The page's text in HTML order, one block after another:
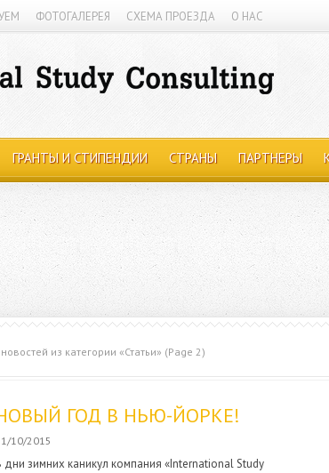
ФОТОГАЛЕРЕЯ СХЕМА ПРОЕЗДА О НАС
ГРАНТЫ И СТИПЕНДИИ СТРАНЫ ПАРТНЕРЫ
из категории «Статьи» (Page 2)
ГОД В НЬЮ-ЙОРКЕ!
10/2015
дни зимних каникул компания «International Study